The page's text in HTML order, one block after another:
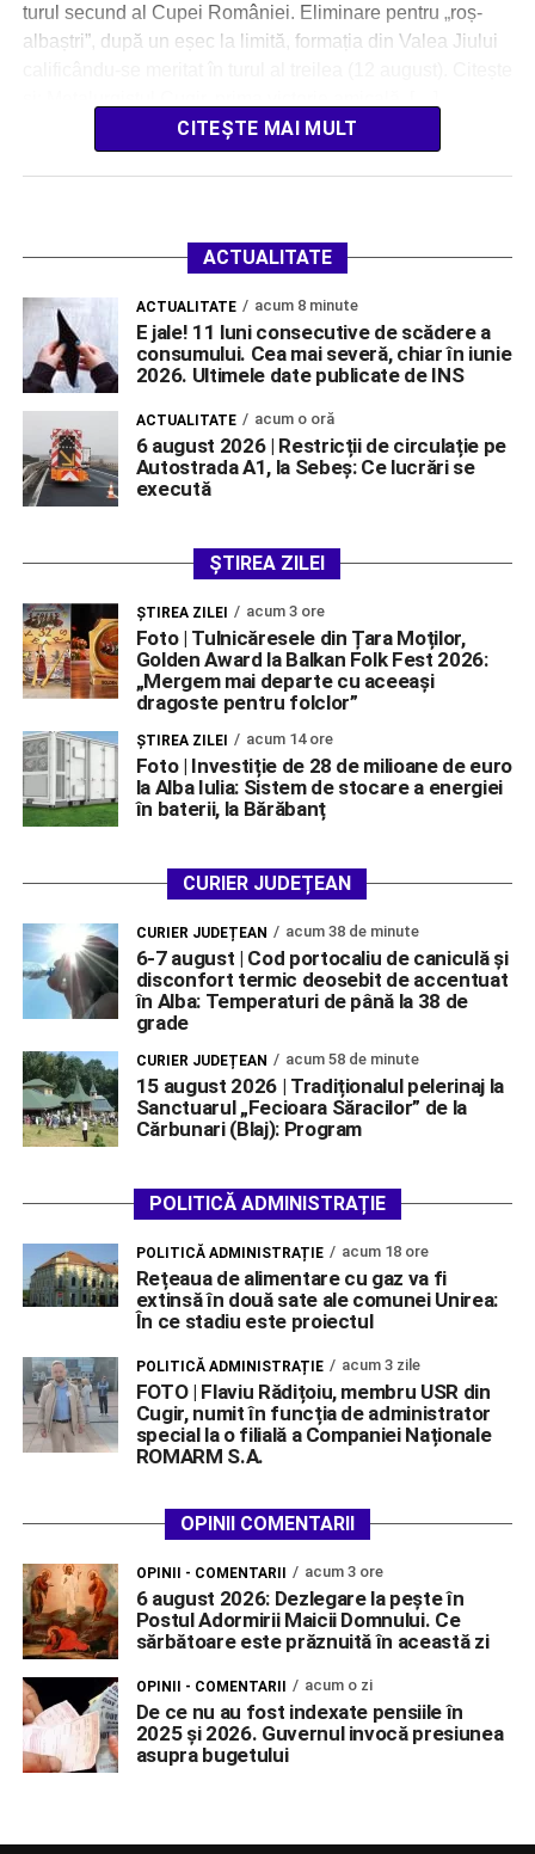
turul secund al Cupei României. Eliminare pentru „roș-
albaștri”, după un eșec la limită, formația din Valea Jiului
CITEȘTE MAI MULT
ACTUALITATE
ACTUALITATE acum 8 minute
E jale! 11 luni consecutive de scădere a
consumului. Cea mai severă, chiar în iunie
2026. Ultimele date publicate de INS
ACTUALITATE acum o oră
6 august 2026 | Restricții de circulație pe
Autostrada A1, la Sebeș: Ce lucrări se
execută
ȘTIREA ZILEI
ŞTIREA ZILEI acum 3 ore
Foto | Tulnicăresele din Țara Moților,
Golden Award la Balkan Folk Fest 2026:
„Mergem mai departe cu aceeași
dragoste pentru folclor”
ŞTIREA ZILEI acum 14 ore
Foto | Investiție de 28 de milioane de euro
la Alba Iulia: Sistem de stocare a energiei
în baterii, la Bărăbanț
CURIER JUDEȚEAN
CURIER JUDEȚEAN acum 38 de minute
6-7 august | Cod portocaliu de caniculă și
disconfort termic deosebit de accentuat
în Alba: Temperaturi de până la 38 de
grade
CURIER JUDEȚEAN acum 58 de minute
15 august 2026 | Tradiționalul pelerinaj la
Sanctuarul „Fecioara Săracilor” de la
Cărbunari (Blaj): Program
POLITICĂ ADMINISTRAȚIE
POLITICĂ ADMINISTRAȚIE acum 18 ore
Rețeaua de alimentare cu gaz va fi
extinsă în două sate ale comunei Unirea:
În ce stadiu este proiectul
POLITICĂ ADMINISTRAȚIE acum 3 zile
FOTO | Flaviu Rădițoiu, membru USR din
Cugir, numit în funcția de administrator
special la o filială a Companiei Naționale
ROMARM S.A.
OPINII COMENTARII
OPINII - COMENTARII acum 3 ore
6 august 2026: Dezlegare la pește în
Postul Adormirii Maicii Domnului. Ce
sărbătoare este prăznuită în această zi
OPINII - COMENTARII acum o zi
De ce nu au fost indexate pensiile în
2025 și 2026. Guvernul invocă presiunea
asupra bugetului